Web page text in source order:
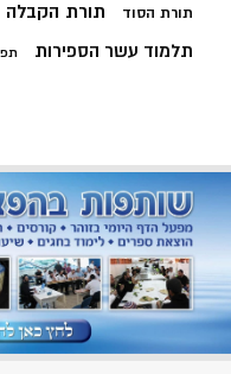
תורת הסוד תורת הקבלה
תלמוד עשר הספירות